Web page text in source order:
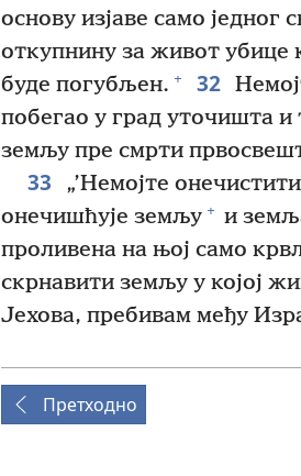
основу изјаве само једног
откупнину за живот убице
буде погубљен. + 32
побегао у град уточишта и
земљу пре смрти
33
„’Немојте
онечишћује земљу + и
проливена на њој само
скрнавити земљу у којој
Јехова, пребивам међу
Претходно